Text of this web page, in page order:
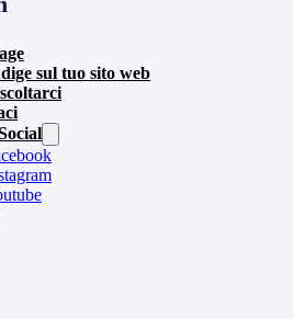
sul tuo sito web